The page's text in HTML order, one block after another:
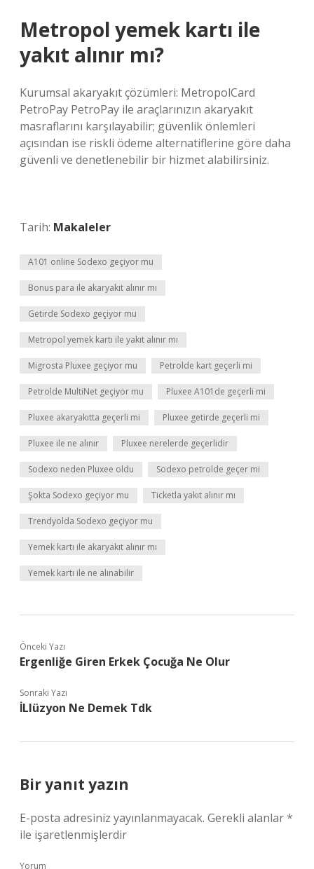
Metropol yemek kartı ile
yakıt alınır mı?
Kurumsal akaryakıt çözümleri: MetropolCard
PetroPay PetroPay ile araçlarınızın akaryakıt
masraflarını karşılayabilir; güvenlik önlemleri
açısından ise riskli ödeme alternatiflerine göre daha
güvenli ve denetlenebilir bir hizmet alabilirsiniz.
Tarih: Makaleler
A101 online Sodexo geçiyor mu
Bonus para ile akaryakıt alınır mı
Getirde Sodexo geçiyor mu
Metropol yemek kartı ile yakıt alınır mı
Migrosta Pluxee geçiyor mu Petrolde kart geçerli mi
Petrolde MultiNet geçiyor mu Pluxee A101de geçerli mi
Pluxee akaryakıtta geçerli mi Pluxee getirde geçerli mi
Pluxee ile ne alınır Pluxee nerelerde geçerlidir
Sodexo neden Pluxee oldu Sodexo petrolde geçer mi
Şokta Sodexo geçiyor mu Ticketla yakıt alınır mı
Trendyolda Sodexo geçiyor mu
Yemek kartı ile akaryakıt alınır mı
Yemek kartı ile ne alınabilir
Önceki Yazı
Ergenliğe Giren Erkek Çocuğa Ne Olur
Sonraki Yazı
İLlüzyon Ne Demek Tdk
Bir yanıt yazın
E-posta adresiniz yayınlanmayacak. Gerekli alanlar*
ile işaretlenmişlerdir
Yorum